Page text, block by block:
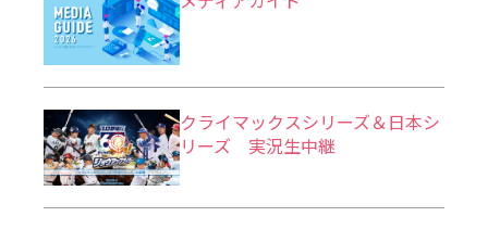
クライマックスシリーズ＆日本シ
リーズ 実況生中継